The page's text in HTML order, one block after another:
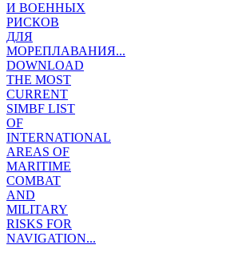
И ВОЕННЫХ
РИСКОВ
ДЛЯ
МОРЕПЛАВАНИЯ...
DOWNLOAD
THE MOST
CURRENT
SIMBF LIST
OF
INTERNATIONAL
AREAS OF
MARITIME
COMBAT
AND
MILITARY
RISKS FOR
NAVIGATION...